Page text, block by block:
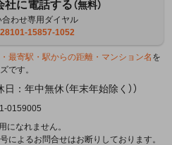
社に電話する（無料）
わせ専用ダイヤル
15857-1052
最寄駅・駅からの距離・マンション名 を
です。
：年中無休（年末年始除く））
0159005
になれません。
よるお問合せはお断りしております。